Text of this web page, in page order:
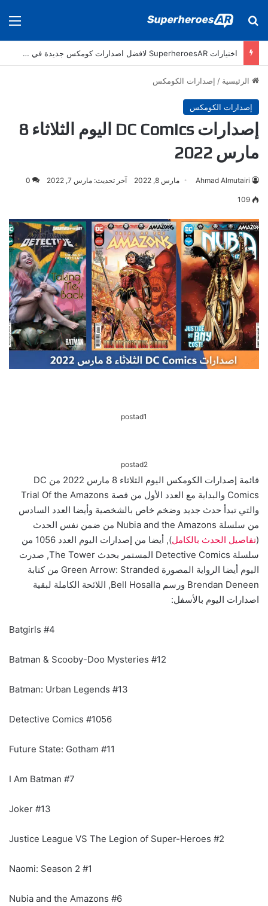
بحث عن
اختيارات SuperheroesAR لافضل اصدارات كومكس جديدة في سنة 2025
الرئيسية / إصدارات الكومكس
إصدارات الكومكس
إصدارات DC Comics اليوم الثلاثاء 8
مارس 2022
Ahmad Almutairi مارس 8, 2022 آخر تحديث: مارس 7, 2022 0
109
postad1
postad2
قائمة إصدارات الكومكس اليوم الثلاثاء 8 مارس 2022 من DC
Comics والبداية مع العدد الأول من قصة Trial Of the Amazons
والتي تبدأ حدث جديد وضخم خاص بالشخصية وأيضا العدد السادس
من سلسلة Nubia and the Amazons من ضمن نفس الحدث
(تفاصيل الحدث بالكامل
), أيضا من إصدارات اليوم العدد 1056 من
سلسلة Detective Comics المستمر بحدث The Tower, صدرت
اليوم أيضا الرواية المصورة Green Arrow: Stranded من كتابة
Brendan Deneen ورسم Bell Hosalla, اللائحة الكاملة لبقية
اصدارات اليوم بالأسفل:
Batgirls #4
Batman & Scooby-Doo Mysteries #12
Batman: Urban Legends #13
Detective Comics #1056
Future State: Gotham #11
I Am Batman #7
Joker #13
Justice League VS The Legion of Super-Heroes #2
Naomi: Season 2 #1
Nubia and the Amazons #6